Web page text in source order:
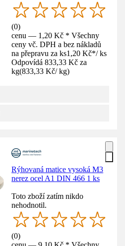
(0)
cenu — 1,20 Kč * Všechny
ceny vč. DPH a bez nákladů
na přepravu za ks1,20 Kč*/ ks
Odpovídá 833,33 Kč za
kg(833,33 Kč/ kg)
Rýhovaná matice vysoká M3
nerez ocel A1 DIN 466 1 ks
Toto zboží zatím nikdo
nehodnotil.
(0)